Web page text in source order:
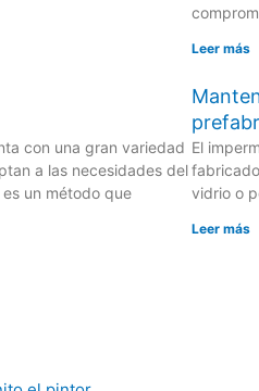
Leer más
con una gran variedad
a las necesidades del
un método que
El
vidrio o
Leer más